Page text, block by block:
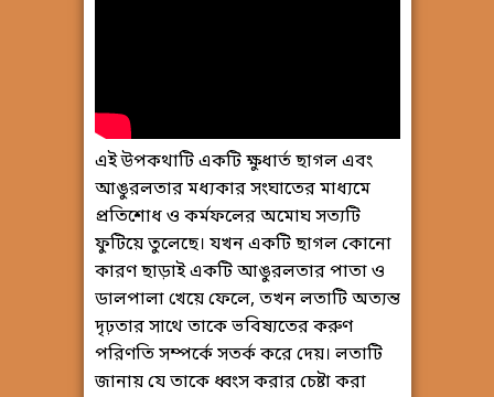
এই উপকথাটি একটি ক্ষুধার্ত ছাগল এবং
আঙুরলতার মধ্যকার সংঘাতের মাধ্যমে
প্রতিশোধ ও কর্মফলের অমোঘ সত্যটি
ফুটিয়ে তুলেছে। যখন একটি ছাগল কোনো
কারণ ছাড়াই একটি আঙুরলতার পাতা ও
ডালপালা খেয়ে ফেলে, তখন লতাটি অত্যন্ত
দৃঢ়তার সাথে তাকে ভবিষ্যতের করুণ
পরিণতি সম্পর্কে সতর্ক করে দেয়। লতাটি
জানায় যে তাকে ধ্বংস করার চেষ্টা করা